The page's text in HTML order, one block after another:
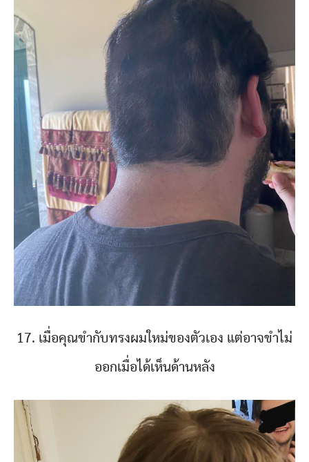
17. เมื่อคุณขำกับทรงผมใหม่ของตัวเอง แต่อาจขำไม่
ออกเมื่อได้เห็นด้านหลัง